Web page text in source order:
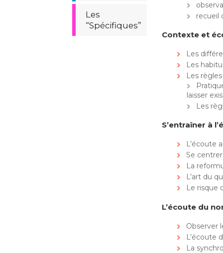
Les
“Spécifiques”
recueil
Contexte et
Les
Les
Les
laisser
Les
S’entraîner à
L’écoute
Se
La
L’art du
Le risque
L’écoute du
Observer
L’écoute
La